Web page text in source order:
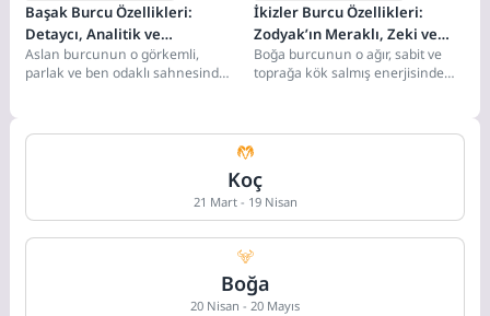
Başak Burcu Özellikleri:
Detaycı, Analitik ve
Mükemmeliyetçi
Aslan burcunun o görkemli,
parlak ve ben odaklı sahnesinden
İkizler Burcu Özellikleri:
Zodyak’ın Meraklı, Zeki ve
İletişim Ustası
Boğa burcunun o ağır, sabit ve
toprağa kök salmış enerjisinden
Koç
21 Mart - 19 Nisan
Boğa
20 Nisan - 20 Mayıs